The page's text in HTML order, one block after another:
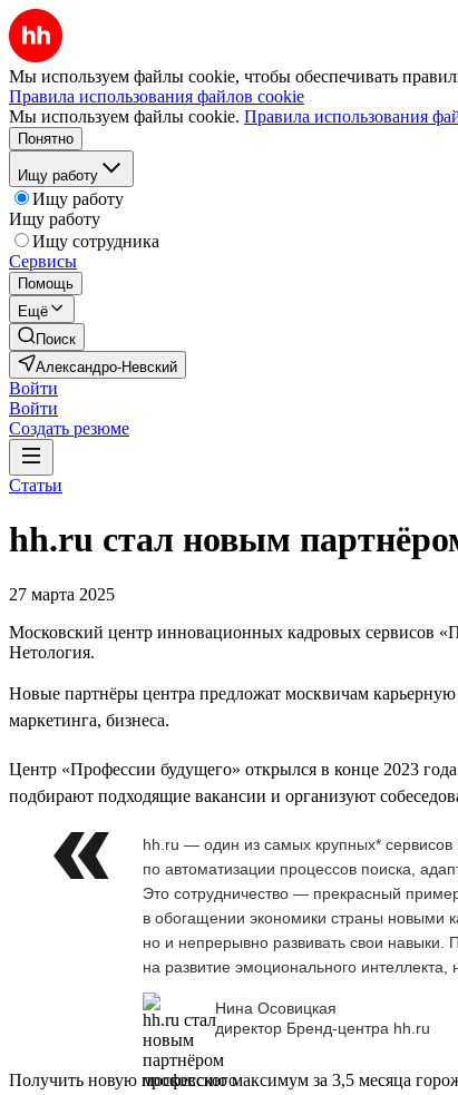
Мы используем файлы cookie, чтобы обеспечивать
Правила использования файлов cookie
Мы используем файлы cookie. Правила использования
Понятно
Ищу работу
Ищу работу
Ищу работу
Ищу сотрудника
Сервисы
Помощь
Ещё
Поиск
Александро-Невский
Войти
Войти
Создать резюме
Статьи
hh.ru стал новым
27 марта 2025
Московский центр инновационных кадровых сервисов
Нетология.
Новые партнёры центра предложат москвичам
маркетинга, бизнеса.
Центр «Профессии будущего» открылся в конце 2023
подбирают подходящие вакансии и организуют
hh.ru — один из самых крупных*
по автоматизации процессов поиска,
Это сотрудничество — прекрасный
в обогащении экономики страны новыми
но и непрерывно развивать свои
на развитие эмоционального
Нина Осовицкая
директор Бренд-центра hh.ru
Получить новую профессию максимум за 3,5 месяца